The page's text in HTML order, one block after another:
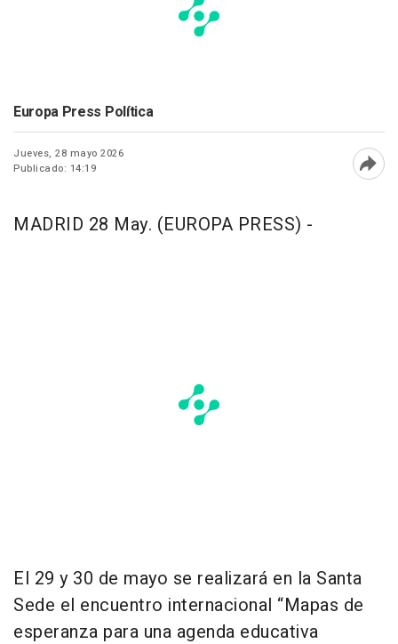
Europa Press Política
Jueves, 28 mayo 2026
Publicado: 14:19
MADRID 28 May. (EUROPA PRESS) -
El 29 y 30 de mayo se realizará en la Santa
Sede el encuentro internacional “Mapas de
esperanza para una agenda educativa